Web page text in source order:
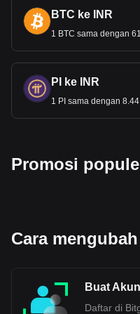
populer adalah UNI ke
adalah UNI. Gunakan
kami sekarang untuk
uang kripto yang bisa
BTC ke INR
1 BTC sama dengan
PI ke INR
1 PI sama dengan
Promosi
Cara
Buat
Daftar di